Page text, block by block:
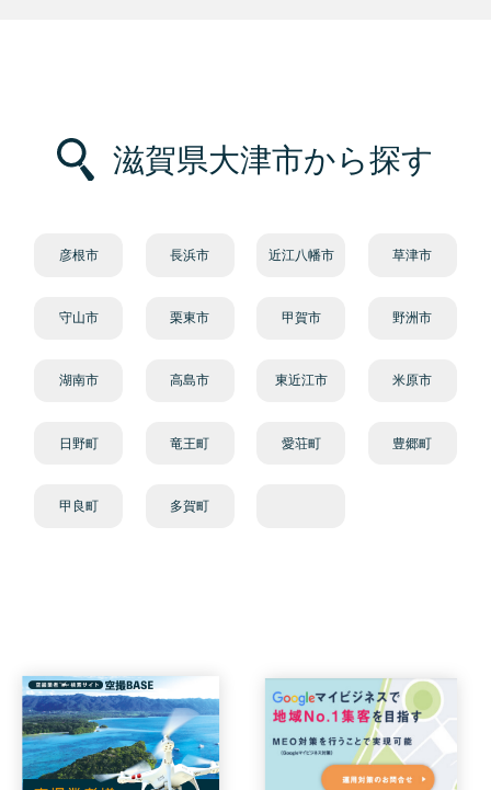
滋賀県大津市から探す
彦根市 長浜市 近江八幡市 草津市
守山市 栗東市 甲賀市 野洲市
湖南市 高島市 東近江市 米原市
日野町 竜王町 愛荘町 豊郷町
甲良町 多賀町